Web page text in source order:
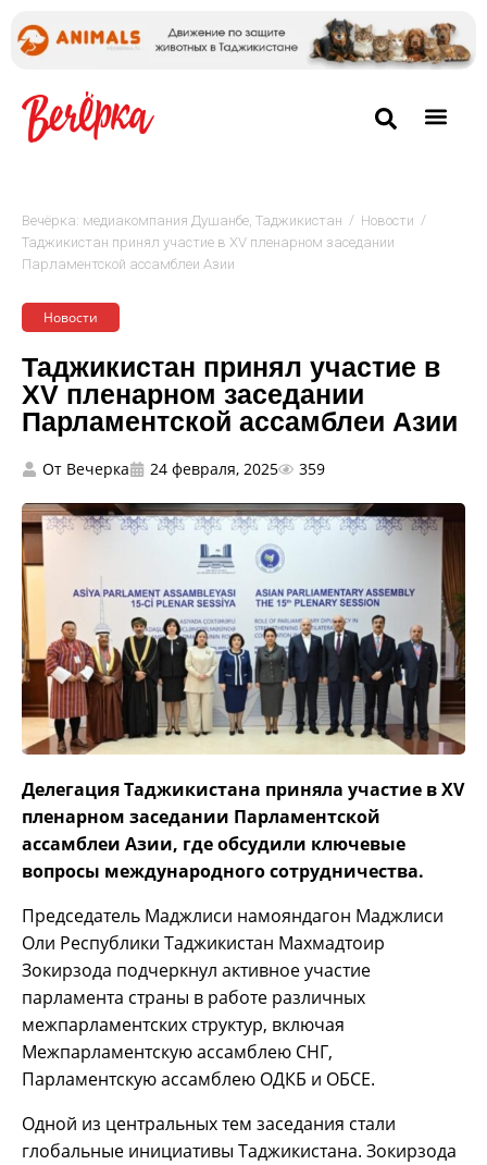
Вечёрка: медиакомпания Душанбе, Таджикистан / Новости /
Таджикистан принял участие в XV пленарном заседании
Парламентской ассамблеи Азии
Новости
Таджикистан принял участие в
XV пленарном заседании
Парламентской ассамблеи Азии
От Вечерка 24 февраля, 2025 359
Делегация Таджикистана приняла участие в XV
пленарном заседании Парламентской
ассамблеи Азии, где обсудили ключевые
вопросы международного сотрудничества.
Председатель Маджлиси намояндагон Маджлиси
Оли Республики Таджикистан Махмадтоир
Зокирзода подчеркнул активное участие
парламента страны в работе различных
межпарламентских структур, включая
Межпарламентскую ассамблею СНГ,
Парламентскую ассамблею ОДКБ и ОБСЕ.
Одной из центральных тем заседания стали
глобальные инициативы Таджикистана. Зокирзода